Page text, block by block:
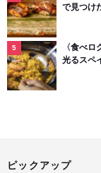
で見つけ
〈食べ
光るスペ
ピックアップ